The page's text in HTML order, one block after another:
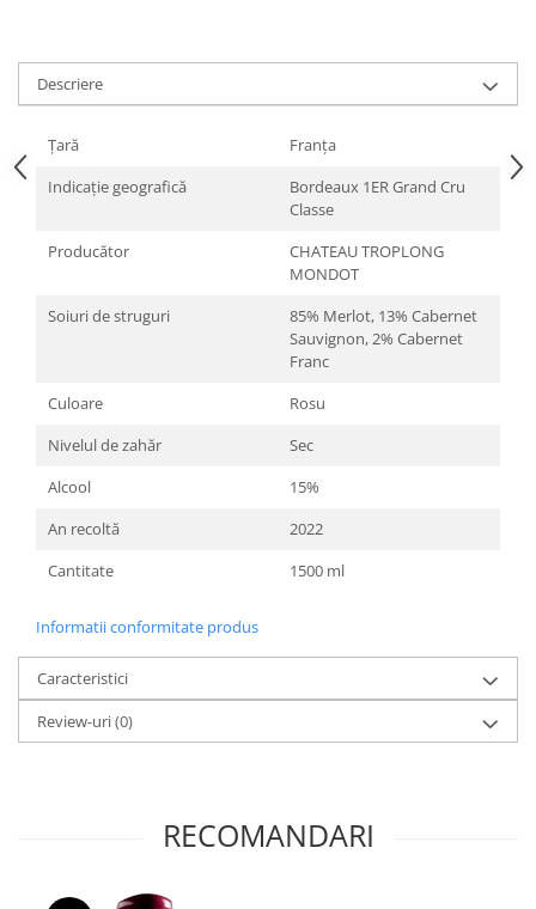
Descriere
Țară
Franța
Indicație geografică
Bordeaux 1ER Grand Cru
Classe
Producător
CHATEAU TROPLONG
MONDOT
Soiuri de struguri
85% Merlot, 13% Cabernet
Sauvignon, 2% Cabernet
Franc
Culoare
Rosu
Nivelul de zahăr
Sec
Alcool
15%
An recoltă
2022
Cantitate
1500 ml
Informatii conformitate produs
Caracteristici
Review-uri(0)
RECOMANDARI